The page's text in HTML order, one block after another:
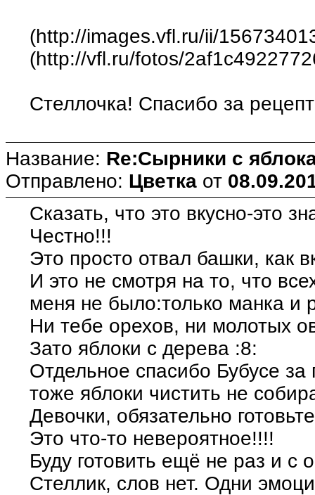
(http://images.vfl.ru/ii/
(http://vfl.ru/fotos/
Стеллочка! Спасибо за
Название: Re:Сырники с
Отправлено: Цветка от
Сказать, что это вкусно-это
Честно!!!
Это просто отвал башки, как
И это не смотря на то, что
меня не было:только манка и
Ни тебе орехов, ни молотых
Зато яблоки с дерева :8:
Отдельное спасибо Бубусе
тоже яблоки чистить не
Девочки, обязательно
Это что-то невероятное!!!!
Буду готовить ещё не раз и с
Стеллик, слов нет. Одни